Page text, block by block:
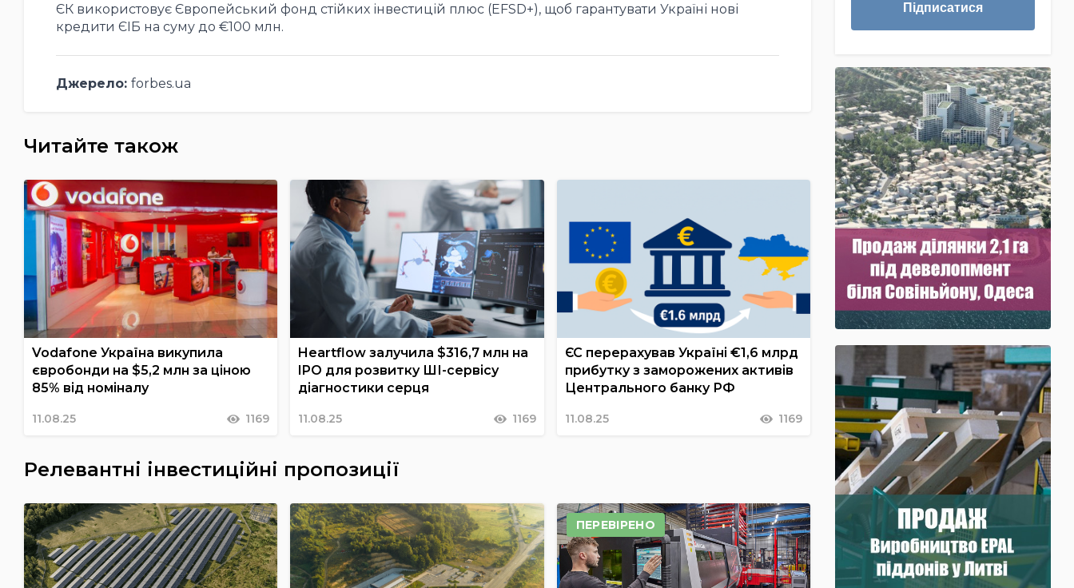
ЄК використовує Європейський фонд стійких інвестицій плюс (EFSD+), щоб гарантувати Україні нові
кредити ЄІБ на суму до €100 млн.
Джерело: forbes.ua
Читайте також
Vodafone Україна викупила
євробонди на $5,2 млн за ціною
85% від номіналу
11.08.25 1169
Heartflow залучила $316,7 млн на
IPO для розвитку ШІ-сервісу
діагностики серця
11.08.25 1169
ЄС перерахував Україні €1,6 млрд
прибутку з заморожених активів
Центрального банку РФ
11.08.25 1169
Релевантні інвестиційні пропозиції
ПЕРЕВІРЕНО
Підписатися